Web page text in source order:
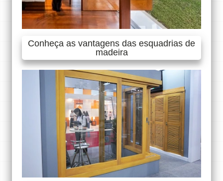
Conheça as vantagens das esquadrias de
madeira